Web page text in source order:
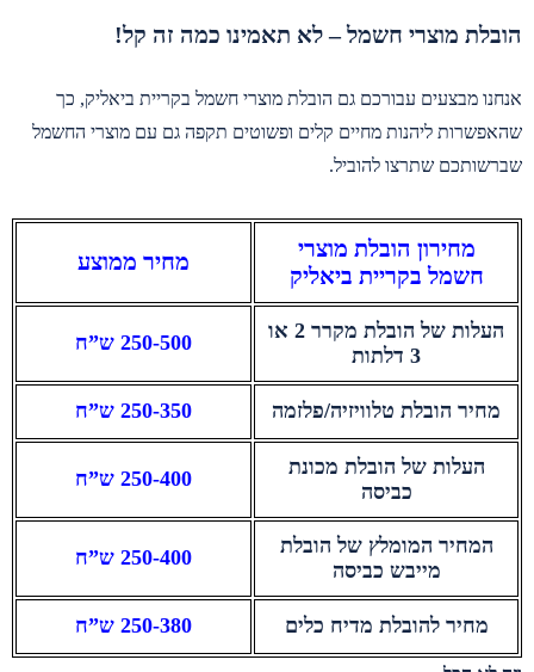
הובלת מוצרי חשמל – לא תאמינו כמה זה קל!
אנחנו מבצעים עבורכם גם הובלת מוצרי חשמל בקריית ביאליק, כך
שהאפשרות ליהנות מחיים קלים ופשוטים תקפה גם עם מוצרי החשמל
שברשותכם שתרצו להוביל.
מחירון הובלת מוצרי
חשמל בקריית ביאליק
מחיר ממוצע
העלות של הובלת מקרר 2 או
3 דלתות
250-500 ש”ח
מחיר הובלת טלוויזיה/פלזמה 250-350 ש”ח
העלות של הובלת מכונת
כביסה
250-400 ש”ח
המחיר המומלץ של הובלת
מייבש כביסה
250-400 ש”ח
מחיר להובלת מדיח כלים 250-380 ש”ח